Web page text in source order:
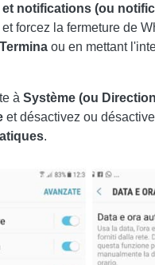
notifications (ou
et forcez la fermeture de
Termina ou en mettant
à Système (ou
et désactivez ou
.